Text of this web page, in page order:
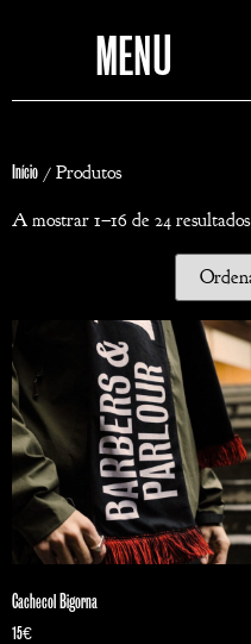
MENU
Início / Produtos
A mostrar 1–16 de 24 resultados
Cachecol Bigorna
15€